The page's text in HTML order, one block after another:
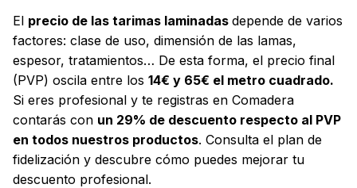
El precio de las tarimas laminadas depende de varios
factores: clase de uso, dimensión de las lamas,
espesor, tratamientos… De esta forma, el precio final
(PVP) oscila entre los 14€ y 65€ el metro cuadrado.
Si eres profesional y te registras en Comadera
contarás con un 29% de descuento respecto al PVP
en todos nuestros productos. Consulta el plan de
fidelización y descubre cómo puedes mejorar tu
descuento profesional.